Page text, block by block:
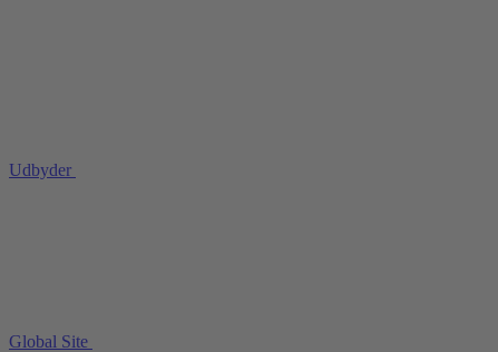
Udbyder
Global Site